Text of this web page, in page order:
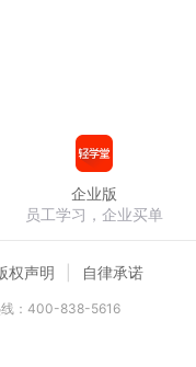
企业版
员工学习，企业买单
权声明 自律承诺
线：400-838-5616